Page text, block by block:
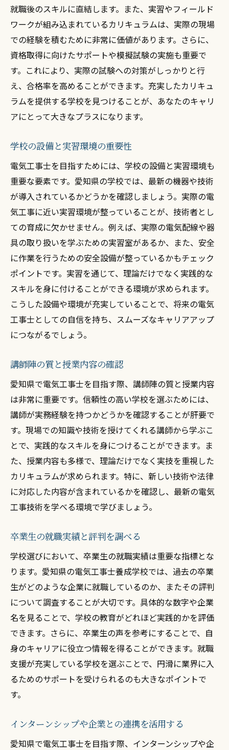
卒業生のキャリアパスを知る
愛知県の電気工事士養成校で学ぶ最新技術とそ
の魅力
最新技術の習得がもたらすメリット
カリキュラムに組み込まれた最先端技術
最新の業界トレンドを学ぶ方法
実践的な技術研修の重要性
専門外のスキルも磨ける環境
キャリアアップを目指す電気工事士に必要な資
格取得の方法
資格取得のための学習プラン
電気工事士試験の合格率を上げる秘訣
資格取得に役立つ参考書の選び方
資格試験対策講座の活用法
実務経験が活きる資格取得のメリット
資格取得がもたらすキャリアの広がり
実践的なトレーニングを提供する愛知県の電気
工事士学校
現場に即したトレーニングの内容
現場で役立つスキルの習得方法
インターンシップの活用方法
実践を重視した学習環境の魅力
企業連携による実践訓練の効果
愛知県で電気工事士としての未来を切り開く学
校探しのコツ
希望するキャリアパスに合った学校選び
学校見学で確認すべきポイント
卒業生の声を参考にするメリット
地域における学校の評判を調べる
長期的な視点での学校選びの重要性
愛知県での電気工事技術学習がキャリアに与え
る影響
地域での需要が高いスキルを学ぶ
地域社会への貢献とキャリアの関連性
愛知県特有の電気工事案件に携わるチャン
ス
キャリア形成に役立つ地元のネットワーク
電気工事士を目指すために知っておきたい愛知
県の教育プログラム
就職後のスキルに直結します。また、実習やフィールド
ワークが組み込まれているカリキュラムは、実際の現場
での経験を積むために非常に価値があります。さらに、
資格取得に向けたサポートや模擬試験の実施も重要で
す。これにより、実際の試験への対策がしっかりと行
え、合格率を高めることができます。充実したカリキュ
ラムを提供する学校を見つけることが、あなたのキャリ
アにとって大きなプラスになります。
学校の設備と実習環境の重要性
電気工事士を目指すためには、学校の設備と実習環境も
重要な要素です。愛知県の学校では、最新の機器や技術
が導入されているかどうかを確認しましょう。実際の電
気工事に近い実習環境が整っていることが、技術者とし
ての育成に欠かせません。例えば、実際の電気配線や器
具の取り扱いを学ぶための実習室があるか、また、安全
に作業を行うための安全設備が整っているかもチェック
ポイントです。実習を通じて、理論だけでなく実践的な
スキルを身に付けることができる環境が求められます。
こうした設備や環境が充実していることで、将来の電気
工事士としての自信を持ち、スムーズなキャリアアップ
につながるでしょう。
講師陣の質と授業内容の確認
愛知県で電気工事士を目指す際、講師陣の質と授業内容
は非常に重要です。信頼性の高い学校を選ぶためには、
講師が実務経験を持つかどうかを確認することが肝要で
す。現場での知識や技術を授けてくれる講師から学ぶこ
とで、実践的なスキルを身につけることができます。ま
た、授業内容も多様で、理論だけでなく実技を重視した
カリキュラムが求められます。特に、新しい技術や法律
に対応した内容が含まれているかを確認し、最新の電気
工事技術を学べる環境で学びましょう。
卒業生の就職実績と評判を調べる
学校選びにおいて、卒業生の就職実績は重要な指標とな
ります。愛知県の電気工事士養成学校では、過去の卒業
生がどのような企業に就職しているのか、またその評判
について調査することが大切です。具体的な数字や企業
名を見ることで、学校の教育がどれほど実践的かを評価
できます。さらに、卒業生の声を参考にすることで、自
身のキャリアに役立つ情報を得ることができます。就職
支援が充実している学校を選ぶことで、円滑に業界に入
るためのサポートを受けられるのも大きなポイントで
す。
インターンシップや企業との連携を活用する
愛知県で電気工事士を目指す際、インターンシップや企